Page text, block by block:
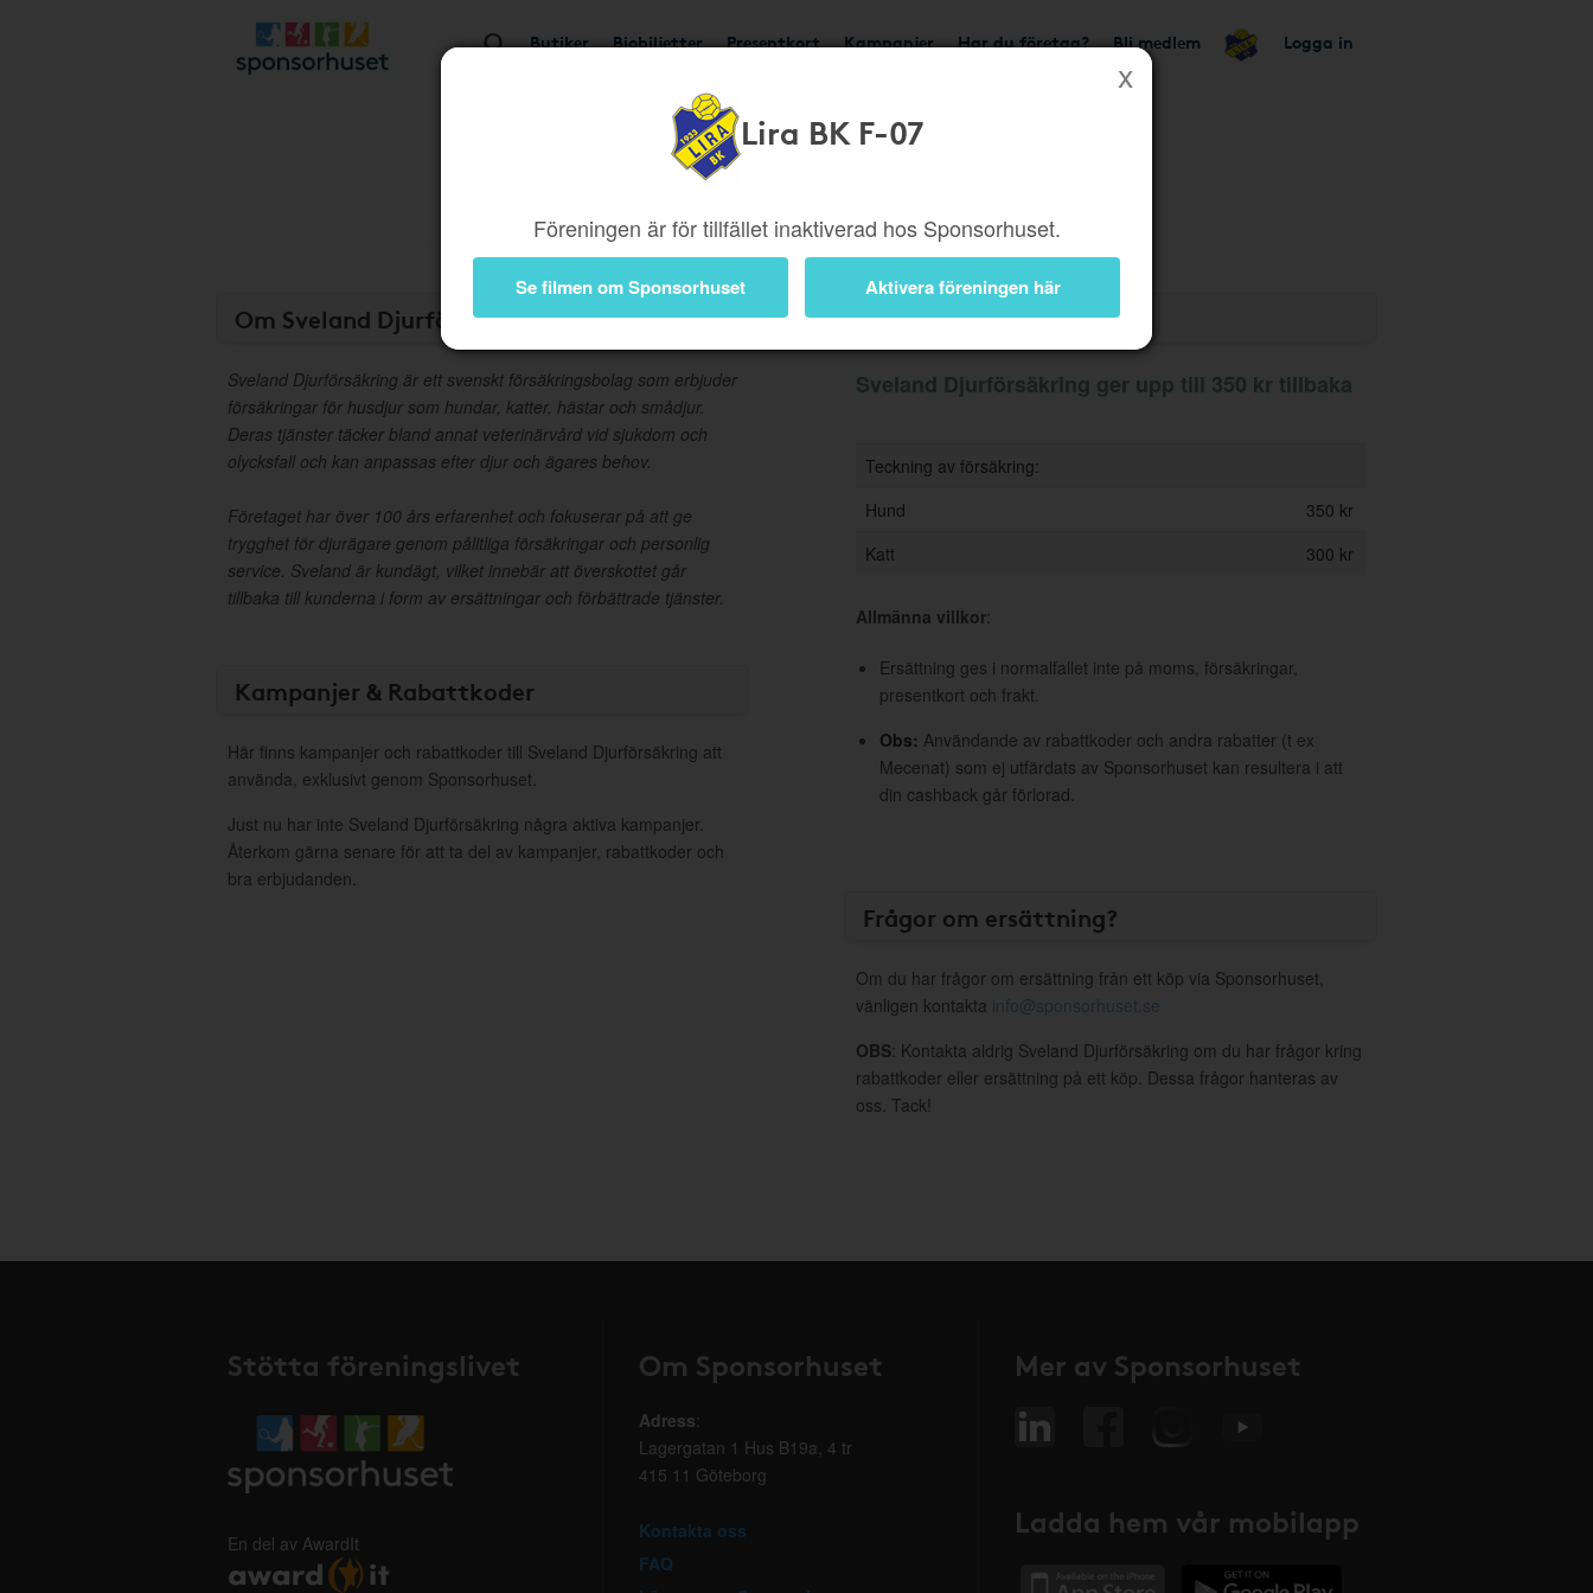
Butiker Biobiljetter Presentkort Kampanjer Har du företag? Bli medlem Logga in
Lira BK F-07
Föreningen är för tillfället inaktiverad hos Sponsorhuset.
Se filmen om Sponsorhuset Aktivera föreningen här
Ger upp till 350 kr
Om Sveland Djurförsäkring
Sveland Djurförsäkring är ett svenskt försäkringsbolag som erbjuder
försäkringar för husdjur som hundar, katter, hästar och smådjur.
Deras tjänster täcker bland annat veterinärvård vid sjukdom och
olycksfall och kan anpassas efter djur och ägares behov.
Företaget har över 100 års erfarenhet och fokuserar på att ge
trygghet för djurägare genom pålitliga försäkringar och personlig
service. Sveland är kundägt, vilket innebär att överskottet går
tillbaka till kunderna i form av ersättningar och förbättrade tjänster.
Kampanjer & Rabattkoder
Här finns kampanjer och rabattkoder till Sveland Djurförsäkring att
använda, exklusivt genom Sponsorhuset.
Just nu har inte Sveland Djurförsäkring några aktiva kampanjer.
Återkom gärna senare för att ta del av kampanjer, rabattkoder och
bra erbjudanden.
Information
Sveland Djurförsäkring ger upp till 350 kr tillbaka
Teckning av försäkring:
Hund
350 kr
Katt
300 kr
Allmänna villkor:
Ersättning ges i normalfallet inte på moms, försäkringar,
presentkort och frakt.
Obs: Användande av rabattkoder och andra rabatter (t ex
Mecenat) som ej utfärdats av Sponsorhuset kan resultera i att
din cashback går förlorad.
Frågor om ersättning?
Om du har frågor om ersättning från ett köp via Sponsorhuset,
vänligen kontakta info@sponsorhuset.se
OBS: Kontakta aldrig Sveland Djurförsäkring om du har frågor kring
rabattkoder eller ersättning på ett köp. Dessa frågor hanteras av
oss. Tack!
Stötta föreningslivet
En del av AwardIt
Om Sponsorhuset
Adress:
Lagergatan 1 Hus B19a, 4 tr
415 11 Göteborg
Kontakta oss
FAQ
Mer av Sponsorhuset
Ladda hem vår mobilapp